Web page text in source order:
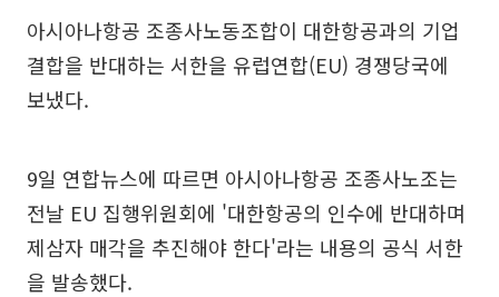
아시아나항공 조종사노동조합이 대한항공과의 기업
결합을 반대하는 서한을 유럽연합(EU) 경쟁당국에
보냈다.
9일 연합뉴스에 따르면 아시아나항공 조종사노조는
전날 EU 집행위원회에 '대한항공의 인수에 반대하며
제삼자 매각을 추진해야 한다'라는 내용의 공식 서한
을 발송했다.